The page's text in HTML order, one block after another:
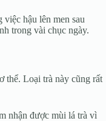
hậu lên men sau
trong vài chục ngày.
thể. Loại trà này cũng rất
nhận được mùi lá trà vì